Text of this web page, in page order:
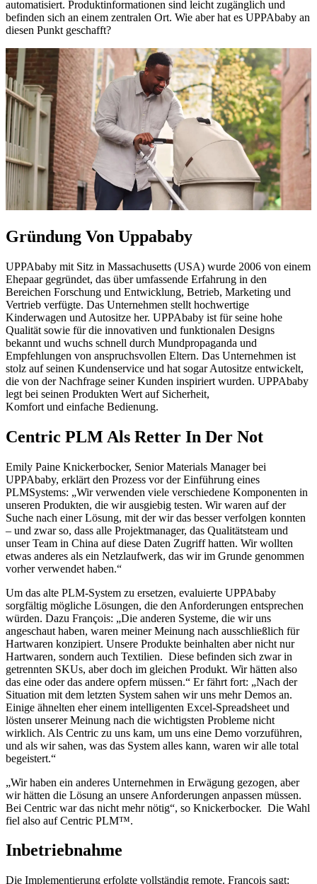
automatisiert. Produktinformationen sind leicht zugänglich und
befinden sich an einem zentralen Ort. Wie aber hat es UPPAbaby an
diesen Punkt geschafft?
Gründung Von Uppababy
UPPAbaby mit Sitz in Massachusetts (USA) wurde 2006 von einem
Ehepaar gegründet, das über umfassende Erfahrung in den
Bereichen Forschung und Entwicklung, Betrieb, Marketing und
Vertrieb verfügte. Das Unternehmen stellt hochwertige
Kinderwagen und Autositze her. UPPAbaby ist für seine hohe
Qualität sowie für die innovativen und funktionalen Designs
bekannt und wuchs schnell durch Mundpropaganda und
Empfehlungen von anspruchsvollen Eltern. Das Unternehmen ist
stolz auf seinen Kundenservice und hat sogar Autositze entwickelt,
die von der Nachfrage seiner Kunden inspiriert wurden. UPPAbaby
legt bei seinen Produkten Wert auf Sicherheit,
Komfort und einfache Bedienung.
Centric PLM Als Retter In Der Not
Emily Paine Knickerbocker, Senior Materials Manager bei
UPPAbaby, erklärt den Prozess vor der Einführung eines
PLMSystems: „Wir verwenden viele verschiedene Komponenten in
unseren Produkten, die wir ausgiebig testen. Wir waren auf der
Suche nach einer Lösung, mit der wir das besser verfolgen konnten
– und zwar so, dass alle Projektmanager, das Qualitätsteam und
unser Team in China auf diese Daten Zugriff hatten. Wir wollten
etwas anderes als ein Netzlaufwerk, das wir im Grunde genommen
vorher verwendet haben.“
Um das alte PLM-System zu ersetzen, evaluierte UPPAbaby
sorgfältig mögliche Lösungen, die den Anforderungen entsprechen
würden. Dazu François: „Die anderen Systeme, die wir uns
angeschaut haben, waren meiner Meinung nach ausschließlich für
Hartwaren konzipiert. Unsere Produkte beinhalten aber nicht nur
Hartwaren, sondern auch Textilien. Diese befinden sich zwar in
getrennten SKUs, aber doch im gleichen Produkt. Wir hätten also
das eine oder das andere opfern müssen.“ Er fährt fort: „Nach der
Situation mit dem letzten System sahen wir uns mehr Demos an.
Einige ähnelten eher einem intelligenten Excel-Spreadsheet und
lösten unserer Meinung nach die wichtigsten Probleme nicht
wirklich. Als Centric zu uns kam, um uns eine Demo vorzuführen,
und als wir sahen, was das System alles kann, waren wir alle total
begeistert.“
„Wir haben ein anderes Unternehmen in Erwägung gezogen, aber
wir hätten die Lösung an unsere Anforderungen anpassen müssen.
Bei Centric war das nicht mehr nötig“, so Knickerbocker. Die Wahl
fiel also auf Centric PLM™.
Inbetriebnahme
Die Implementierung erfolgte vollständig remote. François sagt: